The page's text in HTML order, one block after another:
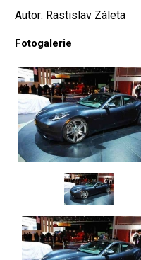
Autor: Rastislav Záleta
Fotogalerie